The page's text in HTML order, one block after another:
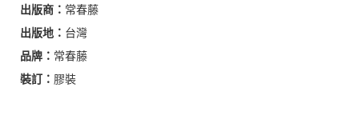
出版商： 常春藤
出版地： 台灣
品牌： 常春藤
裝訂： 膠裝